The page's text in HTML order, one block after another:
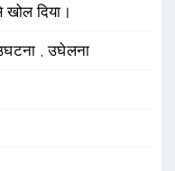
दिया।
,उघेलना